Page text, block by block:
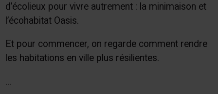
d’écolieux pour vivre autrement : la minimaison et
l’écohabitat Oasis.
Et pour commencer, on regarde comment rendre
les habitations en ville plus résilientes.
...